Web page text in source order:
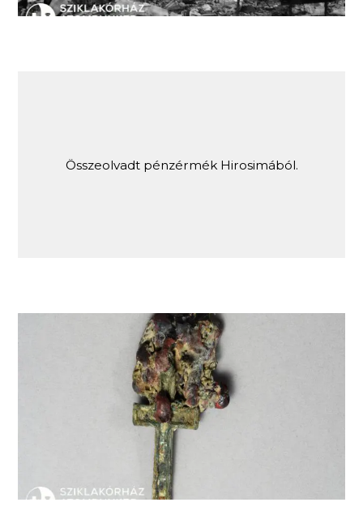
Összeolvadt pénzérmék Hirosimából.
Megolvadt rózsafüzér Nagaszakiból